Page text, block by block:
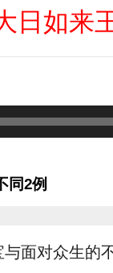
如来
同2例
与面对众生的